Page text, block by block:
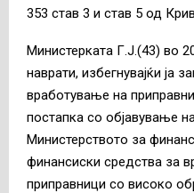
353 став 3 и став 5 од
Министерката Г.Ј.(43) во
наврати, избегнувајќи ја
вработување на
постапка со објавување
Министерството за
финансиски средства за
приправници со високо